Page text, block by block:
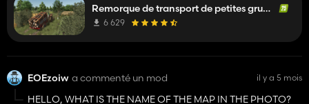
Remorque de transport de petites grumes
6 629
EOEzoiw a commenté un mod il y a 5 mois
HELLO, WHAT IS THE NAME OF THE MAP IN THE PHOTO?